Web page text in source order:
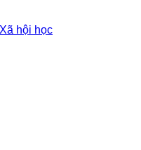
hội học